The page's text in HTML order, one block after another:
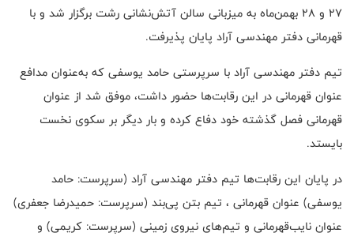
۲۷ و ۲۸ بهمن‌ماه به میزبانی سالن آتش‌نشانی رشت برگزار شد و با
قهرمانی دفتر مهندسی آراد پایان پذیرفت.
تیم دفتر مهندسی آراد با سرپرستی حامد یوسفی که به‌عنوان مدافع
عنوان قهرمانی در این رقابت‌ها حضور داشت، موفق شد از عنوان
قهرمانی فصل گذشته خود دفاع کرده و بار دیگر بر سکوی نخست
بایستد.
در پایان این رقابت‌ها تیم دفتر مهندسی آراد (سرپرست: حامد
یوسفی) عنوان قهرمانی ، تیم بتن پی‌بند (سرپرست: حمیدرضا جعفری)
عنوان نایب‌قهرمانی و تیم‌های نیروی زمینی (سرپرست: کریمی) و